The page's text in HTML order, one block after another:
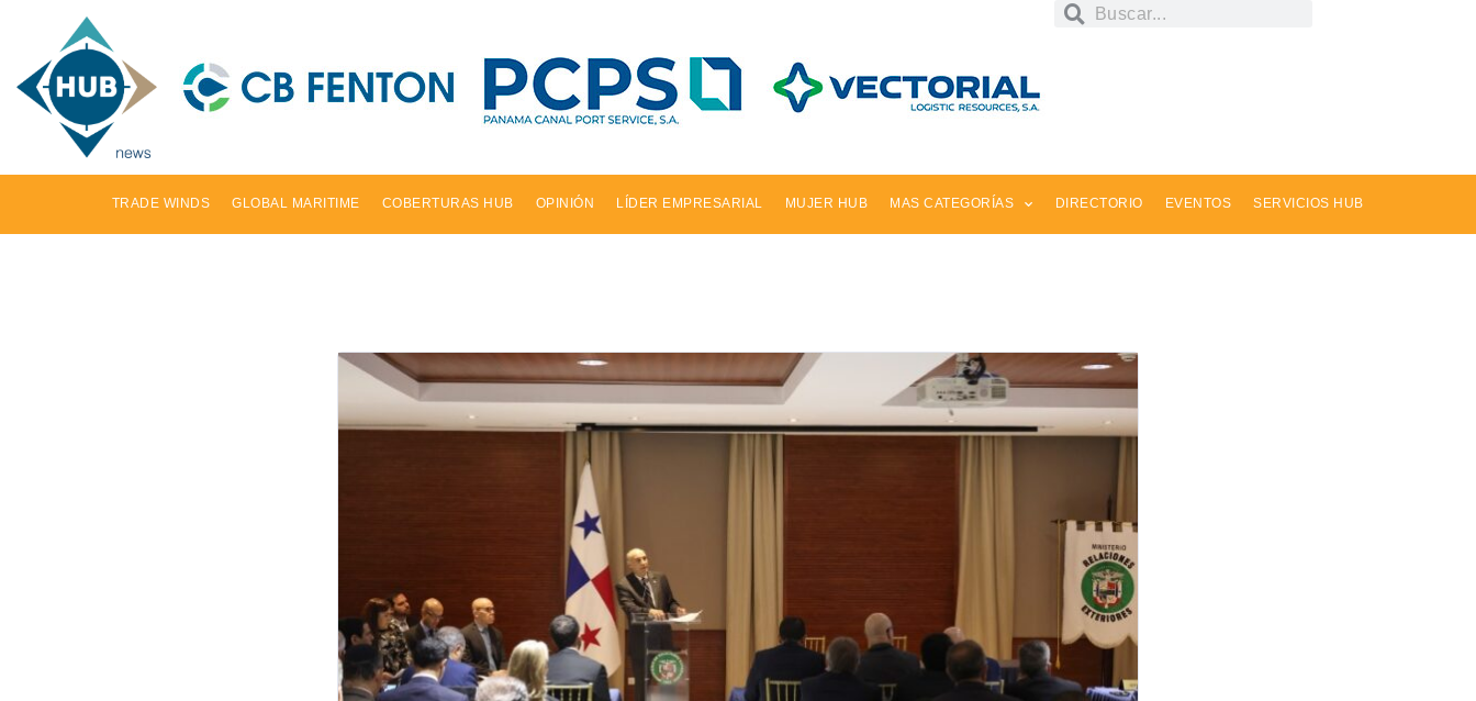
TRADE WINDS GLOBAL MARITIME COBERTURAS HUB OPINIÓN LÍDER EMPRESARIAL MUJER HUB MAS CATEGORÍAS DIRECTORIO EVENTOS SERVICIOS HUB